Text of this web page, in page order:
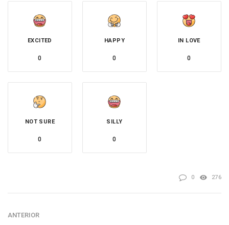
EXCITED
0
HAPPY
0
IN LOVE
0
NOT SURE
0
SILLY
0
0 276
ANTERIOR